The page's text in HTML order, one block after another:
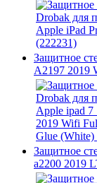
Защитное
A2197 2019
Защитное
a2200 2019